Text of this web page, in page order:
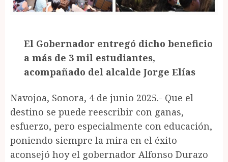
El Gobernador entregó dicho beneficio
a más de 3 mil estudiantes,
acompañado del alcalde Jorge Elías
Navojoa, Sonora, 4 de junio 2025.- Que el
destino se puede reescribir con ganas,
esfuerzo, pero especialmente con educación,
poniendo siempre la mira en el éxito
aconsejó hoy el gobernador Alfonso Durazo